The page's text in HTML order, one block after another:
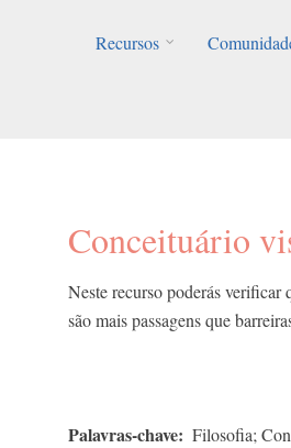
Recursos
Conceituário
Neste recurso poderás verificar
são mais passagens que
Palavras-chave Filosofia;